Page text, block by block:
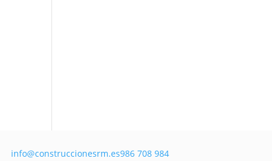
info@construccionesrm.es986 708 984